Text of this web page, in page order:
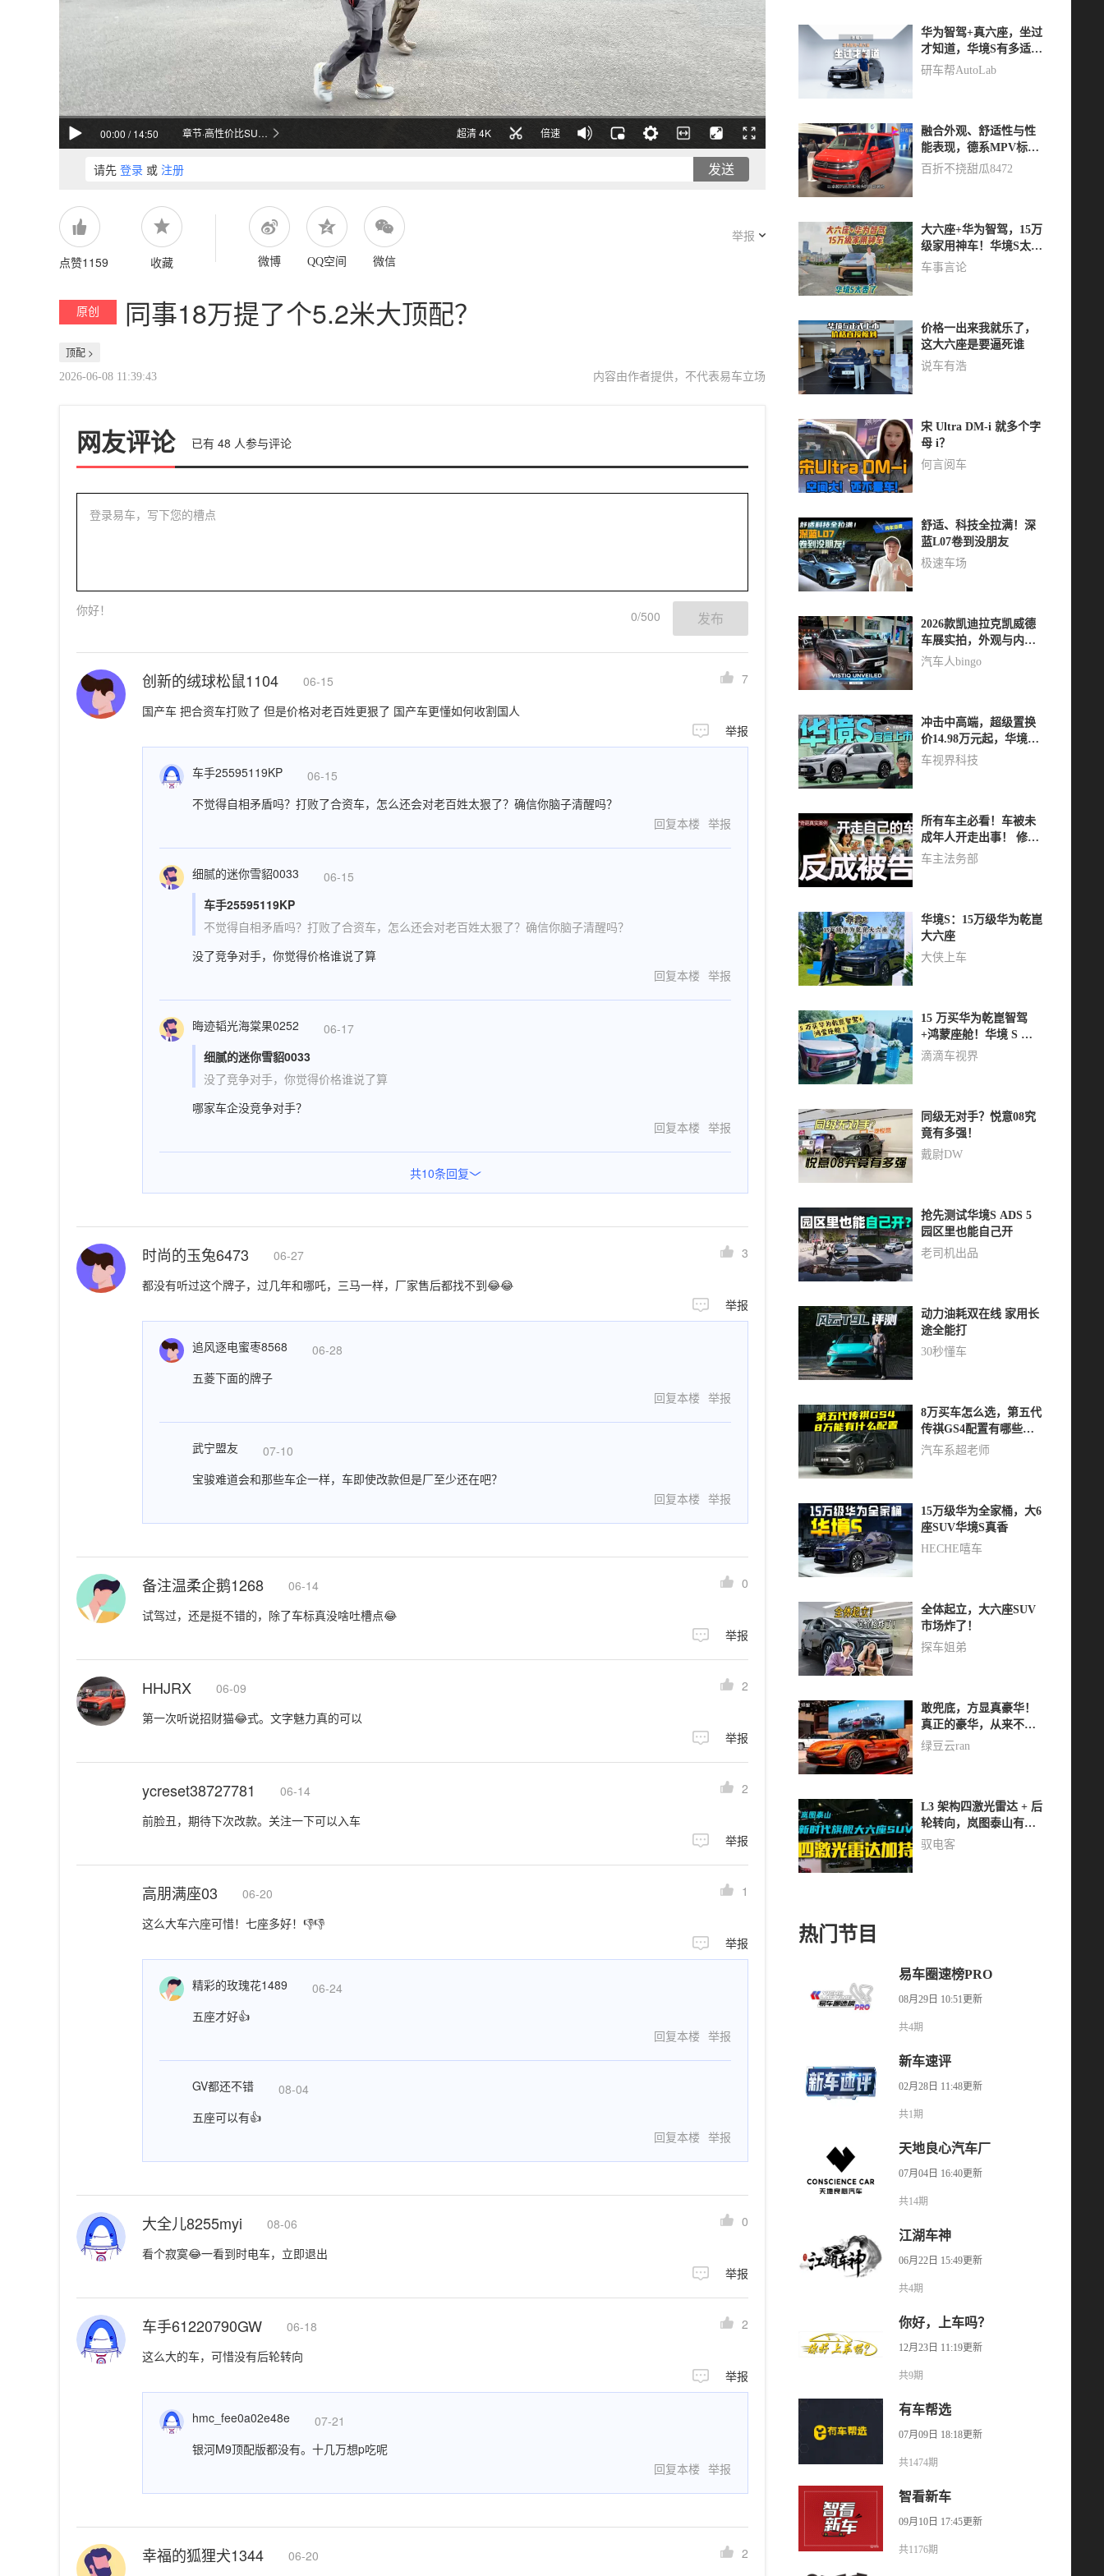
00:00 / 14:50 章节·高性价比SUV测评 超清 4K 倍速
请先 登录 或 注册 发送
点赞1159 收藏 微博 QQ空间 微信
举报
原创 同事18万提了个5.2米大顶配？
顶配 >
2026-06-08 11:39:43 内容由作者提供，不代表易车立场
网友评论 已有 48 人参与评论
登录易车，写下您的槽点
你好！ 发布
0/500
创新的绒球松鼠1104 06-15
7
国产车 把合资车打败了 但是价格对老百姓更狠了 国产车更懂如何收割国人
举报
车手25595119KP
06-15
不觉得自相矛盾吗？打败了合资车，怎么还会对老百姓太狠了？确信你脑子清醒吗？
举报
回复本楼
细腻的迷你雪貂0033
06-15
车手25595119KP
不觉得自相矛盾吗？打败了合资车，怎么还会对老百姓太狠了？确信你脑子清醒吗？
没了竞争对手，你觉得价格谁说了算
举报
回复本楼
晦迹韬光海棠果0252
06-17
细腻的迷你雪貂0033
没了竞争对手，你觉得价格谁说了算
哪家车企没竞争对手？
举报
回复本楼
共10条回复>
时尚的玉兔6473 06-27
3
都没有听过这个牌子，过几年和哪吒，三马一样，厂家售后都找不到😂😂
举报
追风逐电蜜枣8568
06-28
五菱下面的牌子
举报
回复本楼
武宁盟友
07-10
宝骏难道会和那些车企一样，车即使改款但是厂至少还在吧？
举报
回复本楼
备注温柔企鹅1268 06-14
0
试驾过，还是挺不错的，除了车标真没啥吐槽点😂
举报
HHJRX 06-09
2
第一次听说招财猫😂式。文字魅力真的可以
举报
ycreset38727781 06-14
2
前脸丑，期待下次改款。关注一下可以入车
举报
高朋满座03 06-20
1
这么大车六座可惜！七座多好！👎👎
举报
精彩的玫瑰花1489
06-24
五座才好👍
举报
回复本楼
GV都还不错
08-04
五座可以有👍
举报
回复本楼
大全儿8255myi 08-06
0
看个寂寞😂一看到时电车，立即退出
举报
车手61220790GW 06-18
2
这么大的车，可惜没有后轮转向
举报
hmc_fee0a02e48e
07-21
银河M9顶配版都没有。十几万想p吃呢
举报
回复本楼
幸福的狐狸犬1344 06-20 2
华为智驾+真六座，坐过
才知道，华境S有多适合
家用
研车帮AutoLab
融合外观、舒适性与性
能表现，德系MPV标杆
——大众迈特威T7正式
百折不挠甜瓜8472
大六座+华为智驾，15万
级家用神车！华境S太香
了
车事言论
价格一出来我就乐了，
这大六座是要逼死谁
说车有浩
宋 Ultra DM-i 就多个字
母 i？
何言阅车
舒适、科技全拉满！深
蓝L07卷到没朋友
极速车场
2026款凯迪拉克凯威德
车展实拍，外观与内饰
静态体验
汽车人bingo
冲击中高端，超级置换
价14.98万元起，华境S
正式官宣上市！
车视界科技
所有车主必看！车被未
成年人开走出事！ 修好
后保险拒赔？4S店扣
车主法务部
华境S：15万级华为乾崑
大六座
大侠上车
15 万买华为乾崑智驾
+鸿蒙座舱！华境 S 击
穿智能旗舰大六座 SUV
滴滴车视界
同级无对手？悦意08究
竟有多强！
戴尉DW
抢先测试华境S ADS 5
园区里也能自己开
老司机出品
动力油耗双在线 家用长
途全能打
30秒懂车
8万买车怎么选，第五代
传祺GS4配置有哪些亮
点？
汽车系超老师
15万级华为全家桶，大6
座SUV华境S真香
HECHE嘻车
全体起立，大六座SUV
市场炸了！
探车姐弟
敢兜底，方显真豪华！
真正的豪华，从来不是
表面的光鲜，而是敢于
绿豆云ran
L3 架构四激光雷达 + 后
轮转向，岚图泰山有多
能打？
驭电客
热门节目
易车圈速榜PRO
08月29日 10:51更新
共4期
新车速评
02月28日 11:48更新
共1期
天地良心汽车厂
07月04日 16:40更新
共14期
江湖车神
06月22日 15:49更新
共4期
你好，上车吗？
12月23日 11:19更新
共9期
有车帮选
07月09日 18:18更新
共1474期
智看新车
09月10日 17:45更新
共1176期